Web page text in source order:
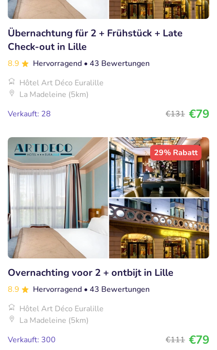
Übernachtung für 2 + Frühstück + Late
Check-out in Lille
8.9 Hervorragend • 43 Bewertungen
Hôtel Art Déco Euralille
La Madeleine (5km)
Verkauft: 28
€131 €79
29% Rabatt
Overnachting voor 2 + ontbijt in Lille
8.9 Hervorragend • 43 Bewertungen
Hôtel Art Déco Euralille
La Madeleine (5km)
Verkauft: 300
€111 €79